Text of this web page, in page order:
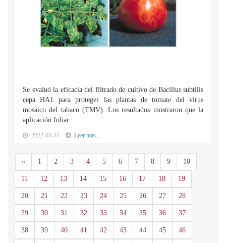
Se evaluó la eficacia del filtrado de cultivo de Bacillus subtilis
cepa HA1 para proteger las plantas de tomate del virus
mosaico del tabaco (TMV). Los resultados mostraron que la
aplicación foliar...
2022-03-31 Leer mas...
«Anterior
1 2 3 4 5 6 7 8 9 10
11 12 13 14 15 16 17 18 19
20 21 22 23 24 25 26 27 28
29 30 31 32 33 34 35 36 37
38 39 40 41 42 43 44 45 46